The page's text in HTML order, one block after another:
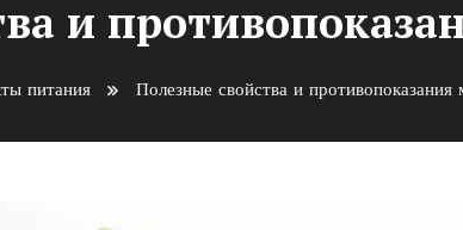
и
питания Полезные свойства и противопоказания